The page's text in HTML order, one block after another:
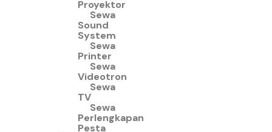
Proyektor
Sewa
Sound
System
Sewa
Printer
Sewa
Videotron
Sewa
TV
Sewa
Perlengkapan
Pesta